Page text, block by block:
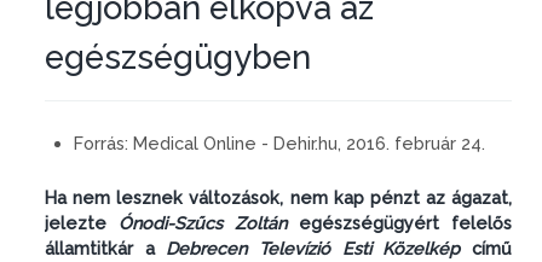
egészségügyben
Forrás: Medical Online - Dehir.hu, 2016. február 24.
Ha nem lesznek változások, nem kap pénzt az ágazat,
jelezte Ónodi-Szűcs Zoltánegészségügyért felelős
államtitkár a Debrecen Televízió Esti Közelképcímű